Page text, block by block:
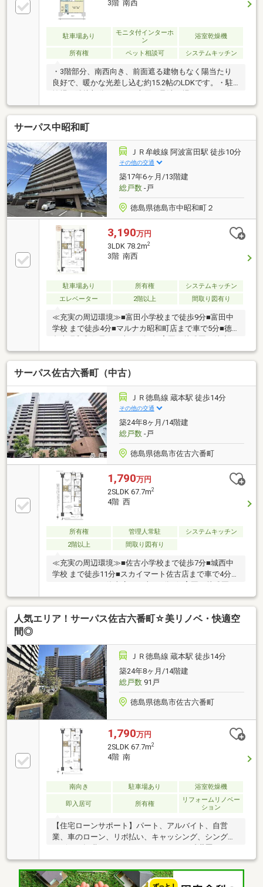
す♪
3階 南西
駐車場あり
モニタ付インターホ
ン
浴室乾燥機
所有権 ペット相談可 システムキッチン
・3階部分、南西向き、前面遮る建物もなく陽当たり
良好で、暖かな光差し込む約15.2帖のLDKです。・駐
ト飼育可能なマンションです（飼育細則による制限あ
り）・段差のないバリアフリー設計でお子様・お年寄
りも安心です。
サーパス中昭和町
ＪＲ牟岐線 阿波富田駅 徒歩10分
その他の交通
築17年6ヶ月/13階建
総戸数-戸
徳島県徳島市中昭和町２
3,190万円
3LDK 78.2m2
3階 南西
駐車場あり 所有権
システムキッチン
エレベーター
2階以上 間取り図有り
≪充実の周辺環境≫■富田小学校まで徒歩9分■富田中
学校 まで徒歩4分■マルナカ昭和町店まで車で5分■徳
分圏内に多数■徒歩10分圏内に病院も多数■スーパー・
ドラッグストア・コンビニ徒歩5分圏内≪収納豊富な
住みやすい間取り≫■収納豊富な3LDK■LDK17.1帖■雨
でも安心のインナーバルコニー本日ご案内可能です♪
サーパス佐古六番町（中古）
ＪＲ徳島線 蔵本駅 徒歩14分
その他の交通
築24年8ヶ月/14階建
総戸数-戸
徳島県徳島市佐古六番町
1,790万円
2SLDK 67.7m2
4階 西
所有権 管理人常駐
システムキッチン
2階以上
間取り図有り
≪充実の周辺環境≫■佐古小学校まで徒歩7分■城西中
学校 まで徒歩11分■スカイマート佐古店まで車で4分■
徒歩10分圏内に多数■徒歩10分圏内に病院も多数■スー
パー・ドラッグストア・コンビニ徒歩5分圏内≪収納
豊富な住みやすい間取り≫■収納豊富な
人気エリア！サーパス佐古六番町☆美リノベ・快適空
間◎
ＪＲ徳島線 蔵本駅 徒歩14分
築24年8ヶ月/14階建
総戸数91戸
徳島県徳島市佐古六番町
1,790万円
2SLDK 67.7m2
4階 南
南向き 駐車場あり 浴室乾燥機
即入居可 所有権
リフォームリノベー
ション
【住宅ローンサポート】パート、アルバイト、自営
業、車のローン、リボ払い、キャッシング、シングル
など住宅ローン審査が不安、「自分は無理かも…」と
いう方ほどご相談ください！▼審査通過例・年収300
万＋車ローン／勤続1年→通過・年収260万／シングル